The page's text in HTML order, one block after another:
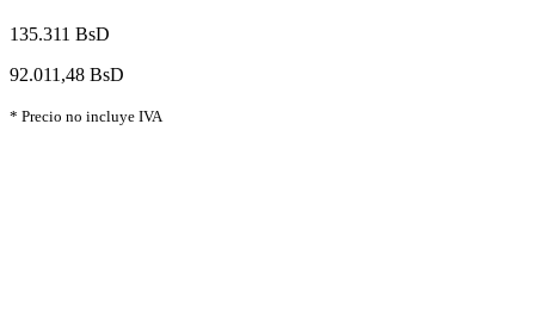
135.311 BsD
92.011,48 BsD
* Precio no incluye IVA